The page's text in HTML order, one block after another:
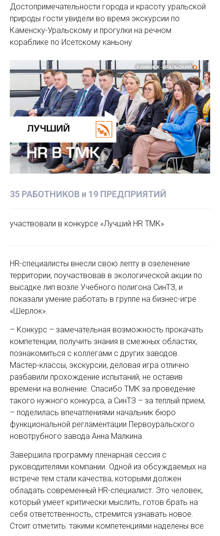
Достопримечательности города и красоту уральской
природы гости увидели во время экскурсии по
Каменску-Уральскому и прогулки на речном
кораблике по Исетскому каньону
35 РАБОТНИКОВ и 19 ПРЕДПРИЯТИЙ
участвовали в конкурсе «Лучший HR ТМК»
HR-специалисты внесли свою лепту в озеленение
территории, поучаствовав в экологической акции по
высадке лип возле Учебного полигона СинТЗ, и
показали умение работать в группе на бизнес-игре
«Шерлок».
– Конкурс – замечательная возможность прокачать
компетенции, получить знания в смежных областях,
познакомиться с коллегами с других заводов.
Мастер-классы, экскурсии, деловая игра отлично
разбавили прохождение испытаний, не оставив
времени на волнение. Спасибо ТМК за проведение
такого нужного конкурса, а СинТЗ – за теплый прием,
– поделилась впечатлениями начальник бюро
функциональной регламентации Первоуральского
новотрубного завода Анна Малкина.
Завершила программу пленарная сессия с
руководителями компании. Одной из обсуждаемых на
встрече тем стали качества, которыми должен
обладать современный HR-специалист. Это человек,
который умеет критически мыслить, готов брать на
себя ответственность, стремится узнавать новое.
Стоит отметить: такими компетенциями наделены все